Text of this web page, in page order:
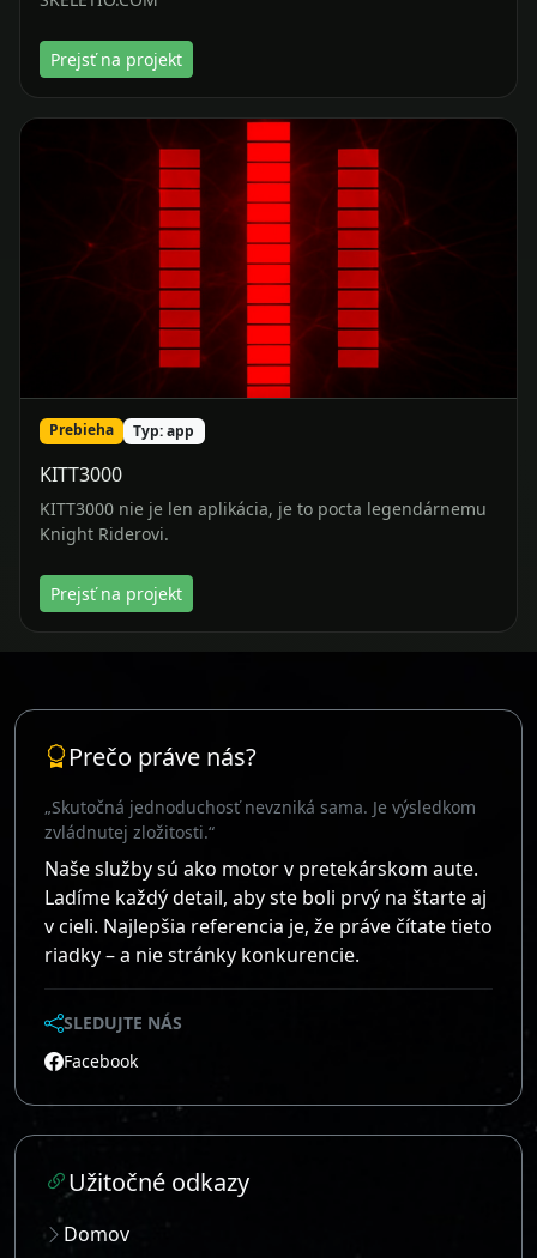
Typ: app
KITT3000
KITT3000 nie je len aplikácia, je to pocta legendárnemu
Knight Riderovi.
Prejsť na projekt
Prečo práve nás?
„Skutočná jednoduchosť nevzniká sama. Je výsledkom
zvládnutej zložitosti.“
Naše služby sú ako motor v pretekárskom aute.
Ladíme každý detail, aby ste boli prvý na štarte aj
SLEDUJTE NÁS
Facebook
Užitočné odkazy
Domov
Naše služby
Projekty
GDPR
Cookies